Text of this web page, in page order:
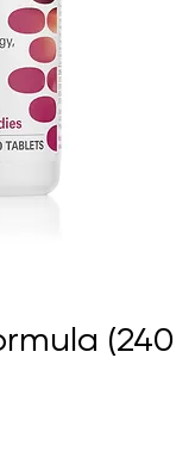
(240